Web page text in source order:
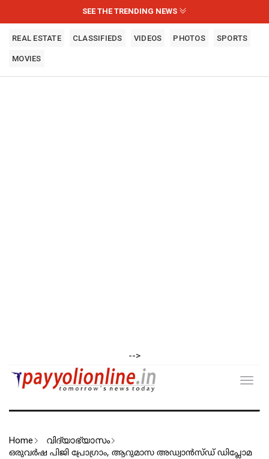
SEE THE TRENDING NEWS
REAL ESTATE CLASSIFIEDS VIDEOS PHOTOS SPORTS
MOVIES
-->
Home വിദ്യാഭ്യാസം
ഒരുവര്‍ഷ പിജി പ്രോഗ്രാം, ആറുമാസ അഡ്വാന്‍സ്ഡ് ഡിപ്ലോമ